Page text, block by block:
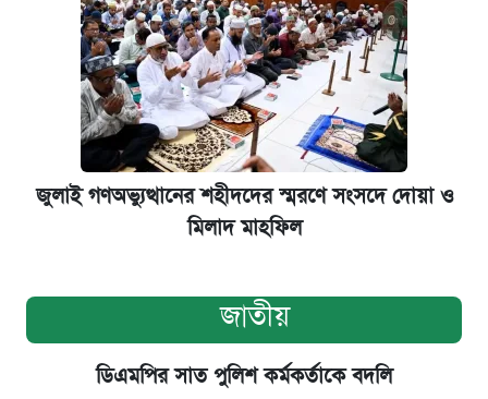
জুলাই গণঅভ্যুত্থানের শহীদদের স্মরণে সংসদে দোয়া ও
মিলাদ মাহফিল
জাতীয়
ডিএমপির সাত পুলিশ কর্মকর্তাকে বদলি